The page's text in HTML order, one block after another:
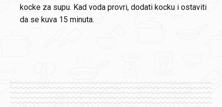
kocke za supu. Kad voda provri, dodati kocku i ostaviti
da se kuva 15 minuta.